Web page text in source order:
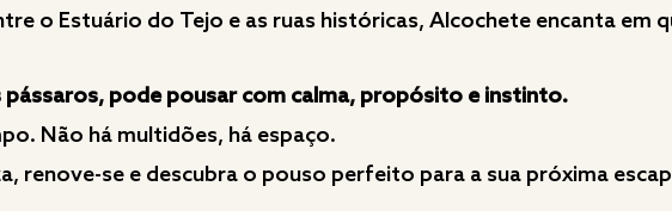
o Estuário do Tejo e as ruas históricas, Alcochete encanta em
pode pousar com calma, propósito e instinto.
Não há multidões, há espaço.
renove-se e descubra o pouso perfeito para a sua próxima